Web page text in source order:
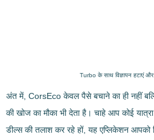
Turbo के साथ विज्ञापन हटाएं
अंत में, CorsEco केवल पैसे बचाने का ही नहीं
की खोज का मौका भी देता है। चाहे आप कोई यात्रा
डील्स की तलाश कर रहे हों, यह एप्लिकेशन आपको